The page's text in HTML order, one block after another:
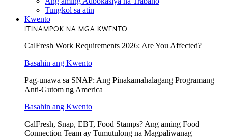
Tungkol sa atin
Kwento
ITINAMPOK NA MGA KWENTO
CalFresh Work Requirements 2026: Are You Affected?
Basahin ang Kwento
Pag-unawa sa SNAP: Ang Pinakamahalagang Programang
Anti-Gutom ng America
Basahin ang Kwento
CalFresh, Snap, EBT, Food Stamps? Ang aming Food
Connection Team ay Tumutulong na Magpaliwanag